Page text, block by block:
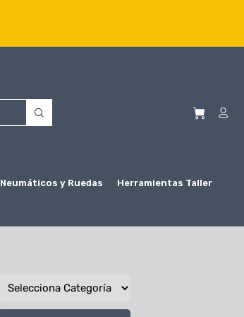
Neumáticos y Ruedas Herramientas Taller